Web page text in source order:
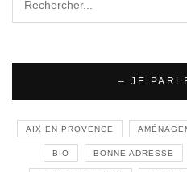
– JE
AIX EN PROVENCE
BIO BONNE ADRESSE